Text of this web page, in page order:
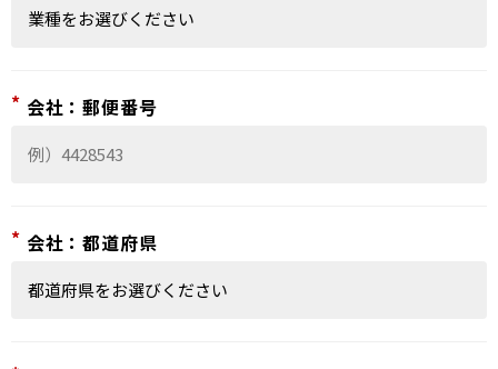
* 会社：郵便番号
* 会社：都道府県